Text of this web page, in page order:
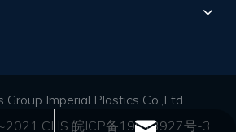
Imperial Plastics Co.,Ltd.
CHS 皖ICP备19013927号-3